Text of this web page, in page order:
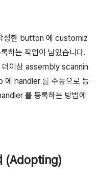
성한 button 에 customiz
하는 작업이 남았습니다.
이상 assembly scannin
에 handler 를 수동으로 등
를 등록하는 방법에
(Adopting)